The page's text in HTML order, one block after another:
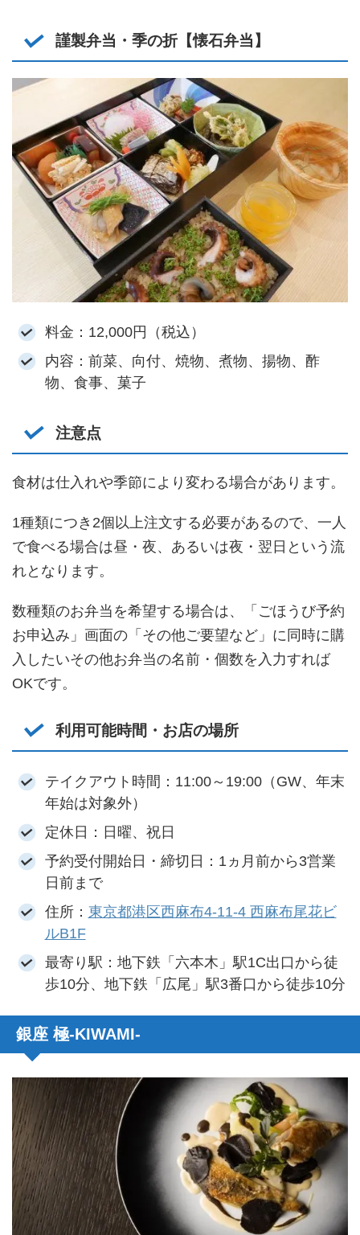
謹製弁当・季の折【懐石弁当】
料金：12,000円（税込）
内容：前菜、向付、焼物、煮物、揚物、酢
物、食事、菓子
注意点
食材は仕入れや季節により変わる場合があります。
1種類につき2個以上注文する必要があるので、一人
で食べる場合は昼・夜、あるいは夜・翌日という流
れとなります。
数種類のお弁当を希望する場合は、「ごほうび予約
お申込み」画面の「その他ご要望など」に同時に購
入したいその他お弁当の名前・個数を入力すれば
OKです。
利用可能時間・お店の場所
テイクアウト時間：11:00～19:00（GW、年末
年始は対象外）
定休日：日曜、祝日
予約受付開始日・締切日：1ヵ月前から3営業
日前まで
住所： 東京都港区西麻布4-11-4 西麻布尾花ビ
ルB1F
最寄り駅：地下鉄「六本木」駅1C出口から徒
歩10分、地下鉄「広尾」駅3番口から徒歩10分
銀座 極-KIWAMI-